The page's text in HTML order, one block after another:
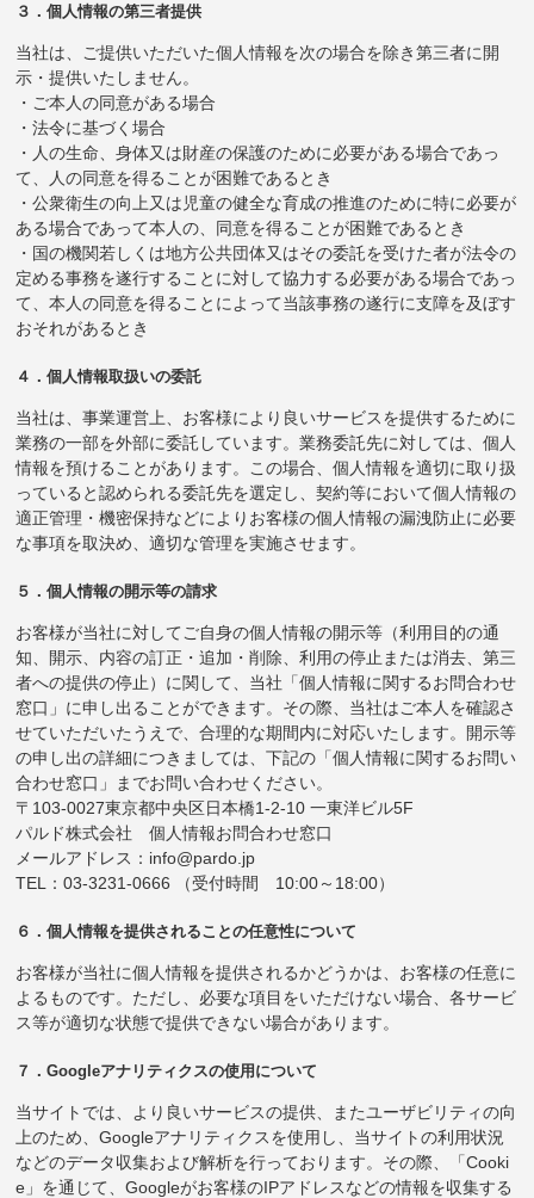
３．個人情報の第三者提供
当社は、ご提供いただいた個人情報を次の場合を除き第三者に開
示・提供いたしません。
・ご本人の同意がある場合
・法令に基づく場合
・人の生命、身体又は財産の保護のために必要がある場合であっ
て、人の同意を得ることが困難であるとき
・公衆衛生の向上又は児童の健全な育成の推進のために特に必要が
ある場合であって本人の、同意を得ることが困難であるとき
・国の機関若しくは地方公共団体又はその委託を受けた者が法令の
定める事務を遂行することに対して協力する必要がある場合であっ
て、本人の同意を得ることによって当該事務の遂行に支障を及ぼす
おそれがあるとき
４．個人情報取扱いの委託
当社は、事業運営上、お客様により良いサービスを提供するために
業務の一部を外部に委託しています。業務委託先に対しては、個人
情報を預けることがあります。この場合、個人情報を適切に取り扱
っていると認められる委託先を選定し、契約等において個人情報の
適正管理・機密保持などによりお客様の個人情報の漏洩防止に必要
な事項を取決め、適切な管理を実施させます。
５．個人情報の開示等の請求
お客様が当社に対してご自身の個人情報の開示等（利用目的の通
知、開示、内容の訂正・追加・削除、利用の停止または消去、第三
者への提供の停止）に関して、当社「個人情報に関するお問合わせ
窓口」に申し出ることができます。その際、当社はご本人を確認さ
せていただいたうえで、合理的な期間内に対応いたします。開示等
の申し出の詳細につきましては、下記の「個人情報に関するお問い
合わせ窓口」までお問い合わせください。
〒103-0027東京都中央区日本橋1-2-10 一東洋ビル5F
パルド株式会社 個人情報お問合わせ窓口
メールアドレス：info@pardo.jp
TEL：03-3231-0666 （受付時間 10:00～18:00）
６．個人情報を提供されることの任意性について
お客様が当社に個人情報を提供されるかどうかは、お客様の任意に
よるものです。ただし、必要な項目をいただけない場合、各サービ
ス等が適切な状態で提供できない場合があります。
７．Googleアナリティクスの使用について
当サイトでは、より良いサービスの提供、またユーザビリティの向
上のため、Googleアナリティクスを使用し、当サイトの利用状況
などのデータ収集および解析を行っております。その際、「Cooki
e」を通じて、Googleがお客様のIPアドレスなどの情報を収集する